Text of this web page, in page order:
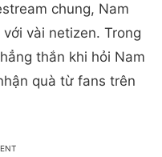
chung, Nam
vài netizen. Trong
thắn khi hỏi Nam
quà từ fans trên